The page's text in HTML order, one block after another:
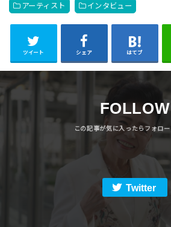
アーティスト インタビュー
ツイート シェア はてブ
FOLLOW
Twitter